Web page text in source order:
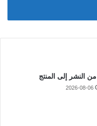
النشر إلى المنتج
2026-08-06